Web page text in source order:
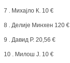
7 . Михајло К. 10 €
8 . Делије Минхен 120 €
9 . Давид Р. 20,56 €
10 . Милош Ј. 10 €